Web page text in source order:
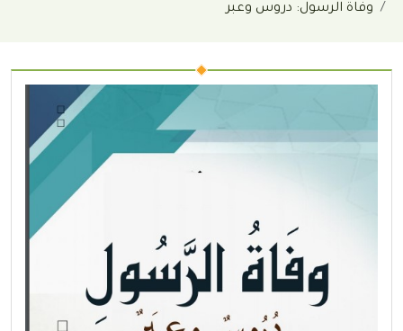
وفاة الرسول: دروس وعبر